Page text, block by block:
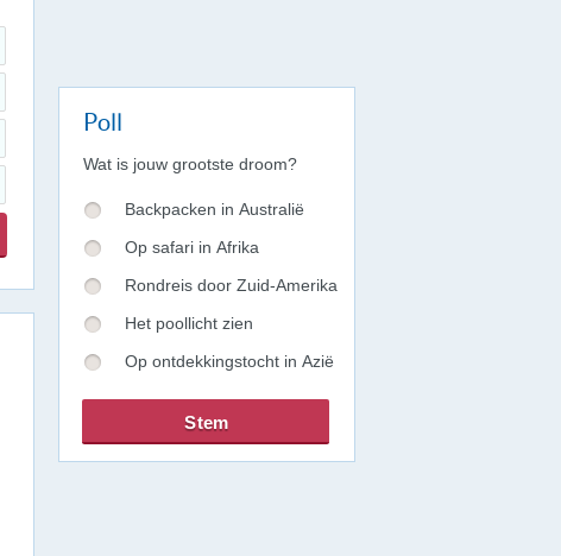
Poll
Wat is jouw grootste droom?
Backpacken in Australië
Op safari in Afrika
Rondreis door Zuid-Amerika
Het poollicht zien
Op ontdekkingstocht in Azië